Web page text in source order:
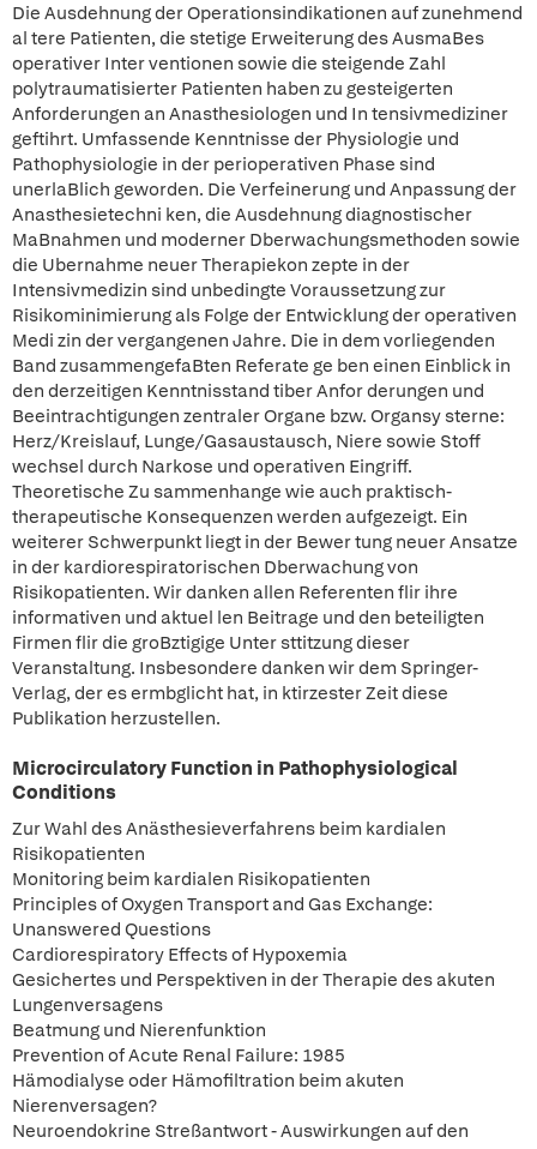
Die Ausdehnung der Operationsindikationen auf zunehmend
al tere Patienten, die stetige Erweiterung des AusmaBes
operativer Inter ventionen sowie die steigende Zahl
polytraumatisierter Patienten haben zu gesteigerten
Anforderungen an Anasthesiologen und In tensivmediziner
geftihrt. Umfassende Kenntnisse der Physiologie und
Pathophysiologie in der perioperativen Phase sind
unerlaBlich geworden. Die Verfeinerung und Anpassung der
Anasthesietechni ken, die Ausdehnung diagnostischer
MaBnahmen und moderner Dberwachungsmethoden sowie
die Ubernahme neuer Therapiekon zepte in der
Intensivmedizin sind unbedingte Voraussetzung zur
Risikominimierung als Folge der Entwicklung der operativen
Medi zin der vergangenen Jahre. Die in dem vorliegenden
Band zusammengefaBten Referate ge ben einen Einblick in
den derzeitigen Kenntnisstand tiber Anfor derungen und
Beeintrachtigungen zentraler Organe bzw. Organsy sterne:
Herz/Kreislauf, Lunge/Gasaustausch, Niere sowie Stoff
wechsel durch Narkose und operativen Eingriff.
Theoretische Zu sammenhange wie auch praktisch-
therapeutische Konsequenzen werden aufgezeigt. Ein
weiterer Schwerpunkt liegt in der Bewer tung neuer Ansatze
in der kardiorespiratorischen Dberwachung von
Risikopatienten. Wir danken allen Referenten flir ihre
informativen und aktuel len Beitrage und den beteiligten
Firmen flir die groBztigige Unter sttitzung dieser
Veranstaltung. Insbesondere danken wir dem Springer-
Verlag, der es ermbglicht hat, in ktirzester Zeit diese
Publikation herzustellen.
Microcirculatory Function in Pathophysiological
Conditions
Zur Wahl des Anästhesieverfahrens beim kardialen
Risikopatienten
Monitoring beim kardialen Risikopatienten
Principles of Oxygen Transport and Gas Exchange:
Unanswered Questions
Cardiorespiratory Effects of Hypoxemia
Gesichertes und Perspektiven in der Therapie des akuten
Lungenversagens
Beatmung und Nierenfunktion
Prevention of Acute Renal Failure: 1985
Hämodialyse oder Hämofiltration beim akuten
Nierenversagen?
Neuroendokrine Streßantwort - Auswirkungen auf den